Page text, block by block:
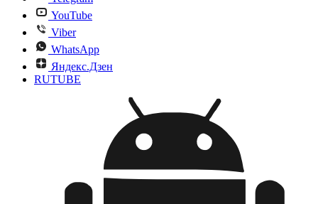
YouTube
Viber
WhatsApp
Яндекс.Дзен
RUTUBE